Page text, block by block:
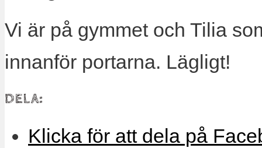
Vi är på gymmet och Tilia
innanför portarna. Lägligt!
DELA:
Klicka för att dela på